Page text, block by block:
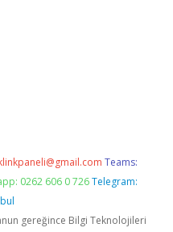
Teams:
0262 606 0 726 Telegram:
gereğince Bilgi Teknolojileri